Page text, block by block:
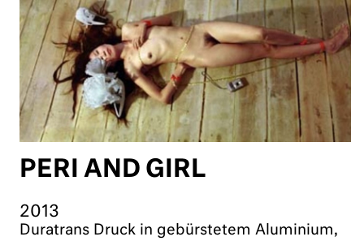
PERI AND GIRL
2013
Duratrans Druck in gebürstetem Aluminium,